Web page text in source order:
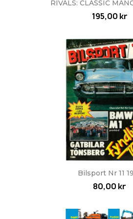
RIVALS: CLASSIC
195,00 kr
Bilsport Nr 11
80,00 kr